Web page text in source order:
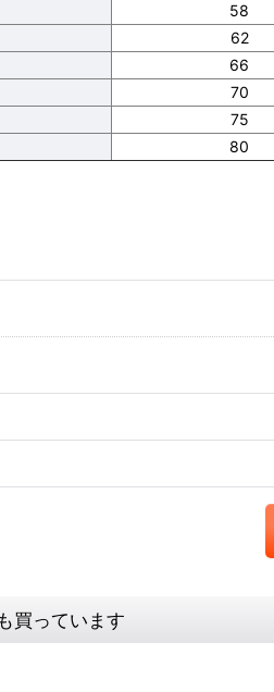
58
62
66
70
75
80
買っています